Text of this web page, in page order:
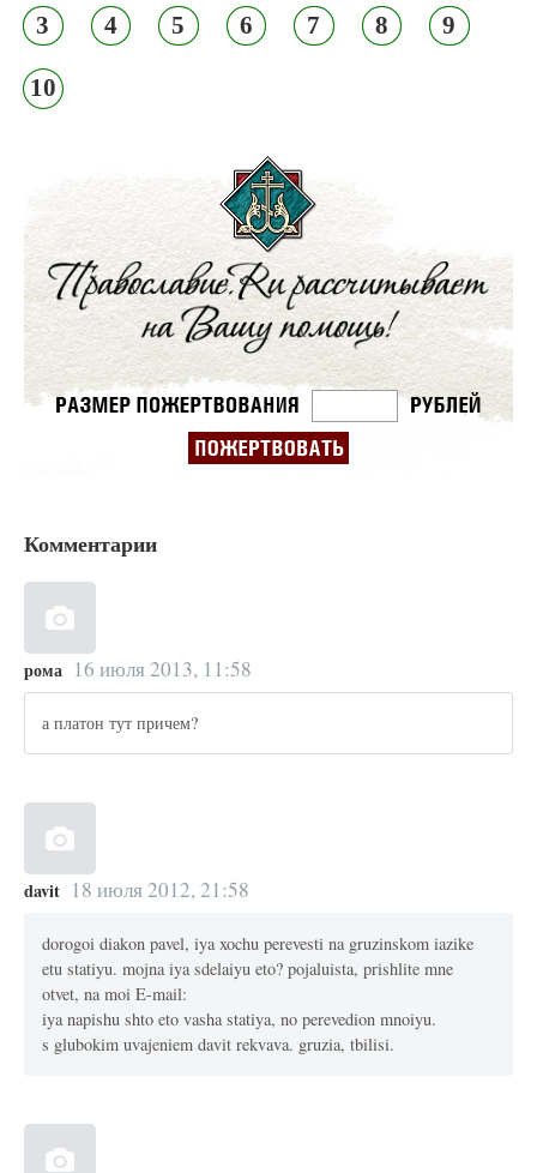
3 4 5 6 7 8 9
10
Комментарии
рома 16 июля 2013, 11:58
а платон тут причем?
davit 18 июля 2012, 21:58
dorogoi diakon pavel, iya xochu perevesti na gruzinskom iazike
etu statiyu. mojna iya sdelaiyu eto? pojaluista, prishlite mne
otvet, na moi E-mail:
iya napishu shto eto vasha statiya, no perevedion mnoiyu.
s glubokim uvajeniem davit rekvava. gruzia, tbilisi.